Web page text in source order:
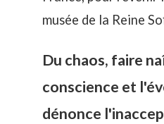
musée de la Reine
Du chaos, faire
conscience et
dénonce